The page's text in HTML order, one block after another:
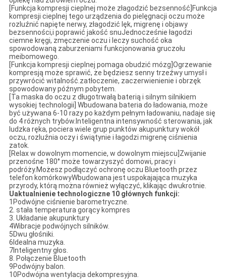
[Funkcja kompresji cieplnej może złagodzić bezsenność]Funkcja
kompresji cieplnej tego urządzenia do pielęgnacji oczu może
rozluźnić napięte nerwy, złagodzić lęk, migrenę i objawy
bezsenności,i poprawić jakość snuJednocześnie łagodzi
ciemne kręgi, zmęczenie oczu i leczy suchość oka
spowodowaną zaburzeniami funkcjonowania gruczołu
meibomowego.
[Funkcja kompresji cieplnej pomaga obudzić mózg]Ogrzewanie
kompresją może sprawić, że będziesz senny trzeźwy umysł i
przywrócić witalność.zatłoczenie, zaczerwienienie i obrzęk
spowodowany późnym pobytem.
[Ta maska do oczu z długotrwałą baterią i silnym silnikiem
wysokiej technologii] Wbudowana bateria do ładowania, może
być używana 6-10 razy po każdym pełnym ładowaniu, nadaje się
do 4 różnych trybów.Inteligentna intensywność sterowania, jak
ludzka ręka, pociera wiele grup punktów akupunktury wokół
oczu, rozluźnia oczy i świątynie i łagodzi migrenę ciśnienia
zatok.
[Relax w dowolnym momencie, w dowolnym miejscu]Zwijanie
przenośne 180° może towarzyszyć domowi, pracy i
podróży.Możesz podłączyć ochronę oczu Bluetooth przez
telefon komórkowyWbudowana jest uspokajająca muzyka
przyrody, którą można również wyłączyć, klikając dwukrotnie.
Uaktualnienie technologiczne 10 głównych funkcji:
1Podwójne ciśnienie barometryczne.
2. stała temperatura gorący kompres
3. Układanie akupunktury
4Wibracje podwójnych silników.
5Dwu głośniki.
6Idealna muzyka.
7Inteligentny głos.
8. Połączenie Bluetooth
9Podwójny balon.
10Podwójna wentylacja dekompresyjna.